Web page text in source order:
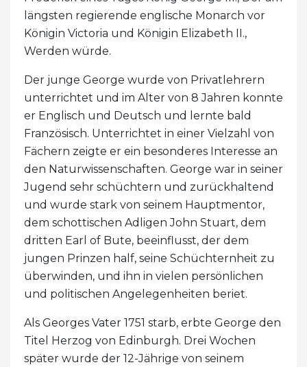
längsten regierende englische Monarch vor
Königin Victoria und Königin Elizabeth II.,
Werden würde.
Der junge George wurde von Privatlehrern
unterrichtet und im Alter von 8 Jahren konnte
er Englisch und Deutsch und lernte bald
Französisch. Unterrichtet in einer Vielzahl von
Fächern zeigte er ein besonderes Interesse an
den Naturwissenschaften. George war in seiner
Jugend sehr schüchtern und zurückhaltend
und wurde stark von seinem Hauptmentor,
dem schottischen Adligen John Stuart, dem
dritten Earl of Bute, beeinflusst, der dem
jungen Prinzen half, seine Schüchternheit zu
überwinden, und ihn in vielen persönlichen
und politischen Angelegenheiten beriet.
Als Georges Vater 1751 starb, erbte George den
Titel Herzog von Edinburgh. Drei Wochen
später wurde der 12-Jährige von seinem